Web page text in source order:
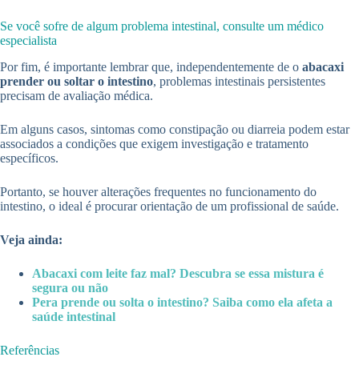
Se você sofre de algum problema intestinal, consulte um médico
especialista
Por fim, é importante lembrar que, independentemente de o abacaxi
prender ou soltar o intestino, problemas intestinais persistentes
precisam de avaliação médica.
Em alguns casos, sintomas como constipação ou diarreia podem estar
associados a condições que exigem investigação e tratamento
específicos.
Portanto, se houver alterações frequentes no funcionamento do
intestino, o ideal é procurar orientação de um profissional de saúde.
Veja ainda:
Abacaxi com leite faz mal? Descubra se essa mistura é
segura ou não
Pera prende ou solta o intestino? Saiba como ela afeta a
saúde intestinal
Referências